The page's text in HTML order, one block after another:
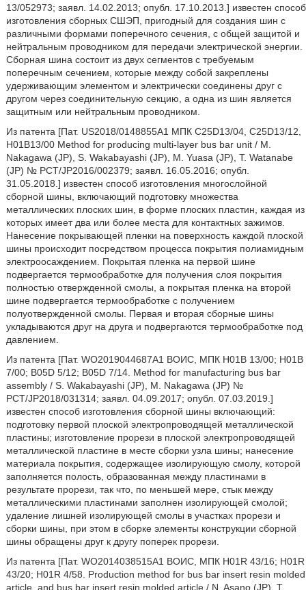
13/052973; заявл. 14.02.2013; опубл. 17.10.2013.] известен способ
изготовления сборных СШЭП, пригодный для создания шин с
различными формами поперечного сечения, с общей защитой и
нейтральным проводником для передачи электрической энергии.
Сборная шина состоит из двух сегментов с требуемым
поперечным сечением, которые между собой закреплены
удерживающим элементом и электрически соединены друг с
другом через соединительную секцию, а одна из шин является
защитным или нейтральным проводником.
Из патента [Пат. US2018/0148855A1 МПК C25D13/04, C25D13/12,
H01B13/00 Method for producing multi-layer bus bar unit / M.
Nakagawa (JP), S. Wakabayashi (JP), M. Yuasa (JP), T. Watanabe
(JP) № PCT/JP2016/002379; заявл. 16.05.2016; опубл.
31.05.2018.] известен способ изготовления многослойной
сборной шины, включающий подготовку множества
металлических плоских шин, в форме плоских пластин, каждая из
которых имеет два или более места для контактных зажимов.
Нанесение покрывающей пленки на поверхность каждой плоской
шины происходит посредством процесса покрытия полиамидным
электроосаждением. Покрытая пленка на первой шине
подвергается термообработке для получения слоя покрытия
полностью отвержденной смолы, а покрытая пленка на второй
шине подвергается термообработке с получением
полуотвержденной смолы. Первая и вторая сборные шины
укладываются друг на друга и подвергаются термообработке под
давлением.
Из патента [Пат. WO2019044687A1 ВОИC, МПК H01B 13/00; H01B
7/00; B05D 5/12; B05D 7/14. Method for manufacturing bus bar
assembly / S. Wakabayashi (JP), M. Nakagawa (JP) №
PCT/JP2018/031314; заявл. 04.09.2017; опубл. 07.03.2019.]
известен способ изготовления сборной шины включающий:
подготовку первой плоской электропроводящей металлической
пластины; изготовление прорези в плоской электропроводящей
металлической пластине в месте сборки узла шины; нанесение
материала покрытия, содержащее изолирующую смолу, которой
заполняется полость, образованная между пластинами в
результате прорези, так что, по меньшей мере, стык между
металлическими пластинами заполнен изолирующей смолой;
удаление лишней изолирующей смолы в участках прорези и
сборки шины, при этом в сборке элементы конструкции сборной
шины обращены друг к другу поперек прорези.
Из патента [Пат. WO2014038515A1 ВОИC, МПК H01R 43/16; H01R
43/20; H01R 4/58. Production method for bus bar insert resin molded
article, and bus bar insert resin molded article / N. Asano (JP), T.